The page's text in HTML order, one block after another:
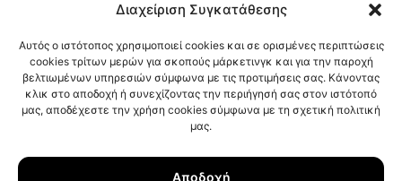
Διαχείριση Συγκατάθεσης
Αυτός ο ιστότοπος χρησιμοποιεί cookies και σε ορισμένες περιπτώσεις
cookies τρίτων μερών για σκοπούς μάρκετινγκ και για την παροχή
βελτιωμένων υπηρεσιών σύμφωνα με τις προτιμήσεις σας. Κάνοντας
κλικ στο αποδοχή ή συνεχίζοντας την περιήγησή σας στον ιστότοπό
μας, αποδέχεστε την χρήση cookies σύμφωνα με τη σχετική πολιτική
μας.
Αποδοχή